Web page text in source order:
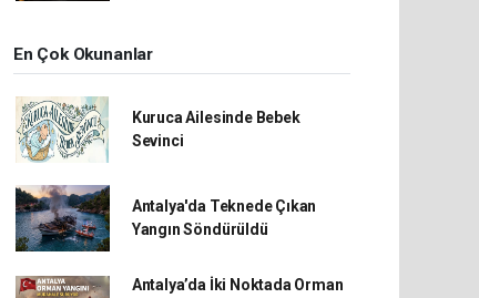
En Çok Okunanlar
Kuruca Ailesinde Bebek
Sevinci
Antalya'da Teknede Çıkan
Yangın Söndürüldü
Antalya’da İki Noktada Orman